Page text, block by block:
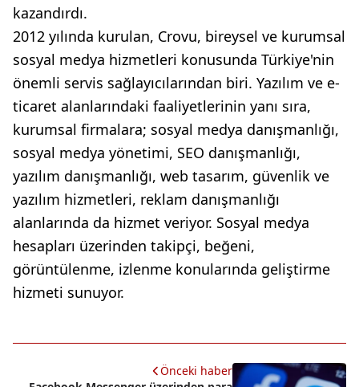
kazandırdı.
2012 yılında kurulan, Crovu, bireysel ve kurumsal
sosyal medya hizmetleri konusunda Türkiye'nin
önemli servis sağlayıcılarından biri. Yazılım ve e-
ticaret alanlarındaki faaliyetlerinin yanı sıra,
kurumsal firmalara; sosyal medya danışmanlığı,
sosyal medya yönetimi, SEO danışmanlığı,
yazılım danışmanlığı, web tasarım, güvenlik ve
yazılım hizmetleri, reklam danışmanlığı
alanlarında da hizmet veriyor. Sosyal medya
hesapları üzerinden takipçi, beğeni,
görüntülenme, izlenme konularında geliştirme
hizmeti sunuyor.
Önceki haber